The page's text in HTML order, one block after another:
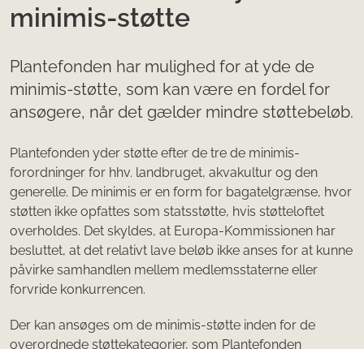
minimis-støtte
Plantefonden har mulighed for at yde de
minimis-støtte, som kan være en fordel for
ansøgere, når det gælder mindre støttebeløb.
Plantefonden yder støtte efter de tre de minimis-
forordninger for hhv. landbruget, akvakultur og den
generelle. De minimis er en form for bagatelgrænse, hvor
støtten ikke opfattes som statsstøtte, hvis støtteloftet
overholdes. Det skyldes, at Europa-Kommissionen har
besluttet, at det relativt lave beløb ikke anses for at kunne
påvirke samhandlen mellem medlemsstaterne eller
forvride konkurrencen.
Der kan ansøges om de minimis-støtte inden for de
overordnede støttekategorier, som Plantefonden